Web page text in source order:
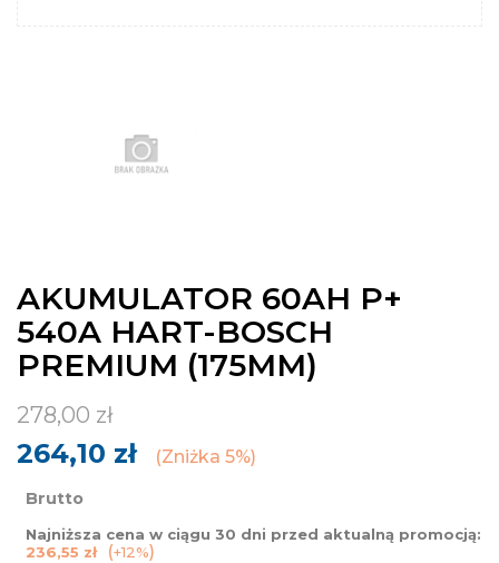
AKUMULATOR 60AH P+
540A HART-BOSCH
PREMIUM (175MM)
278,00 zł
264,10 zł Zniżka 5%
Brutto
Najniższa cena w ciągu 30 dni przed aktualną promocją:
236,55 zł
+12%